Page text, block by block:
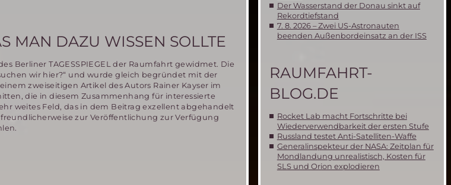
MAN DAZU WISSEN SOLLTE
Berliner TAGESSPIEGEL der Raumfahrt gewidmet. Die
wir hier?“ und wurde gleich begründet mit der
zweiseitigen Artikel des Autors Rainer Kayser im
die in diesem Zusammenhang für interessierte
weites Feld, das in dem Beitrag exzellent abgehandelt
zur Veröffentlichung zur Verfügung
Der Wasserstand der Donau sinkt auf
Rekordtiefstand
7. 8. 2026 – Zwei US-Astronauten
beenden Außenbordeinsatz an der ISS
RAUMFAHRT-
BLOG.DE
Rocket Lab macht Fortschritte bei
Wiederverwendbarkeit der ersten Stufe
Russland testet Anti-Satelliten-Waffe
Generalinspekteur der NASA: Zeitplan für
Mondlandung unrealistisch, Kosten für
SLS und Orion explodieren